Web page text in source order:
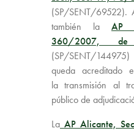
(SP/SENT/69522).
también la AP
360/2007,
(SP/SENT/
queda acreditado
latransmisión al
público de
La AP Alicante,